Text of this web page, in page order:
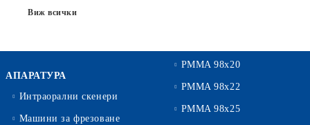
Виж всички
АПАРАТУРА
Интраорални скенери
Машини за фрезоване
PMMA 98x20
PMMA 98x22
PMMA 98x25